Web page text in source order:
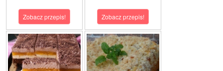
Zobacz przepis! Zobacz przepis!